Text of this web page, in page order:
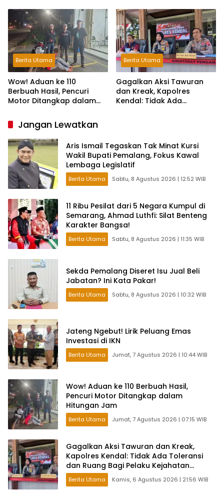
Berita Utama
Wow! Aduan ke 110
Berbuah Hasil, Pencuri
Motor Ditangkap dalam
Berita Utama
Gagalkan Aksi Tawuran
dan Kreak, Kapolres
Kendal: Tidak Ada
Jangan Lewatkan
Aris Ismail Tegaskan Tak Minat Kursi
Wakil Bupati Pemalang, Fokus Kawal
Lembaga Legislatif
Berita Utama Sabtu, 8 Agustus 2026 | 12:52 WIB
11 Ribu Pesilat dari 5 Negara Kumpul di
Semarang, Ahmad Luthfi: Silat Benteng
Karakter Bangsa!
Berita Utama Sabtu, 8 Agustus 2026 | 11:35 WIB
Sekda Pemalang Diseret Isu Jual Beli
Jabatan? Ini Kata Pakar!
Berita Utama Sabtu, 8 Agustus 2026 | 10:32 WIB
Jateng Ngebut! Lirik Peluang Emas
Investasi di IKN
Berita Utama Jumat, 7 Agustus 2026 | 10:44 WIB
Wow! Aduan ke 110 Berbuah Hasil,
Pencuri Motor Ditangkap dalam
Hitungan Jam
Berita Utama Jumat, 7 Agustus 2026 | 07:15 WIB
Gagalkan Aksi Tawuran dan Kreak,
Kapolres Kendal: Tidak Ada Toleransi
dan Ruang Bagi Pelaku Kejahatan
Jalanan
Berita Utama Kamis, 6 Agustus 2026 | 21:56 WIB